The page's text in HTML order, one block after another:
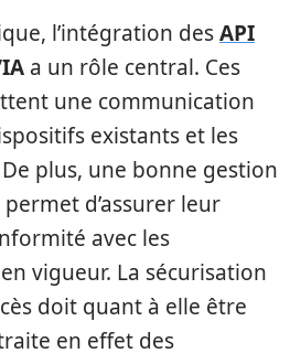
l’intégration desAPI
a un rôle central. Ces
une communication
existants et les
plus, une bonne gestion
d’assurer leur
avec les
vigueur. La sécurisation
doit quant à elle être
en effet des